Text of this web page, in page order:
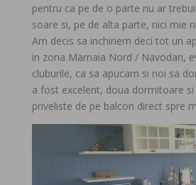
pentru ca pe de o parte nu ar
soare si, pe de alta parte, nici mie
Am decis sa inchiriem deci tot un
in zona Mamaia Nord / Navodari,
cluburile, ca sa apucam si noi sa
a fost excelent, doua dormitoare si
priveliste de pe balcon direct spre